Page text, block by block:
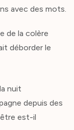
avec des mots.
de la colère
déborder le
nuit
depuis des
est-il